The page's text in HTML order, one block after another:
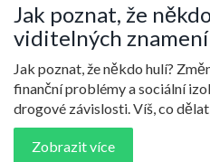
Jak poznat, že
viditelných
Jak poznat, že někdo hulí?
finanční problémy a sociální
drogové závislosti. Víš, co
Zobrazit více